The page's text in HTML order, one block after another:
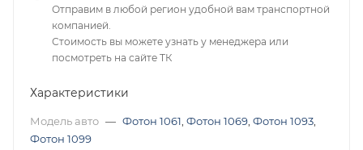
Отправим в любой регион удобной вам транспортной
компанией.
Стоимость вы можете узнать у менеджера или
посмотреть на сайте ТК
Характеристики
Модель авто — Фотон 1061 Фотон 1069 Фотон 1093
Фотон 1099